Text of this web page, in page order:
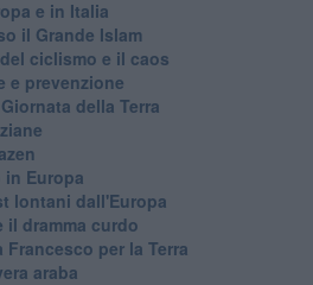
e in Italia
il Grande Islam
ciclismo e il caos
e prevenzione
della Terra
in Europa
lontani dall'Europa
il dramma curdo
Francesco per la Terra
araba